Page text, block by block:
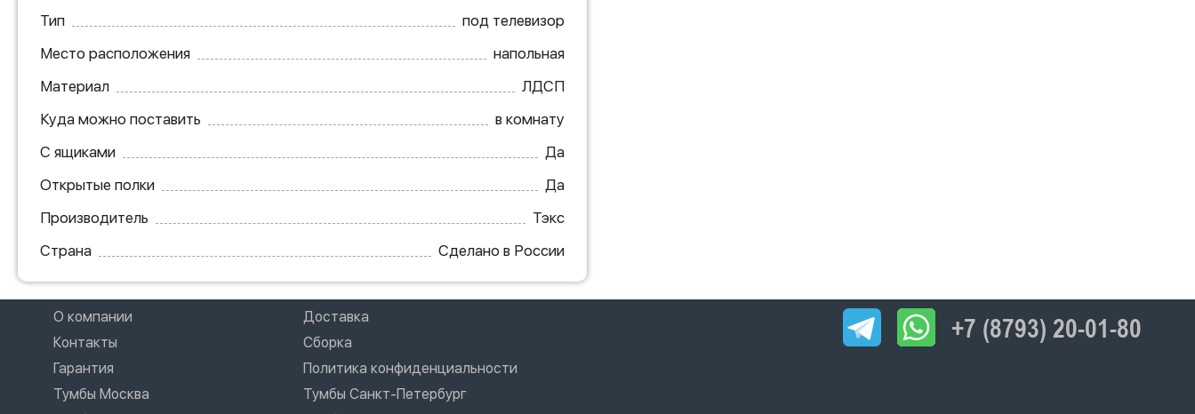
Тип
под телевизор
Место расположения
напольная
Материал
ЛДСП
Куда можно поставить
в комнату
С ящиками
Да
Открытые полки
Да
Производитель
Тэкс
Страна
Сделано в России
О компании
Доставка
Контакты
Сборка
Гарантия
Политика конфиденциальности
Тумбы Москва
Тумбы Санкт-Петербург
+7 (8793) 20-01-80